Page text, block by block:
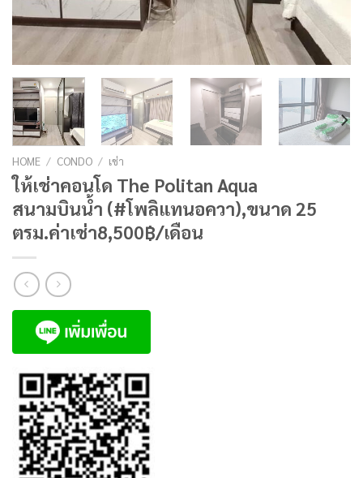
HOME / CONDO / เช่า
ให้เช่าคอนโด The Politan Aqua
สนามบินน้ำ (#โพลิแทนอควา),ขนาด 25
ตรม.ค่าเช่า8,500฿/เดือน